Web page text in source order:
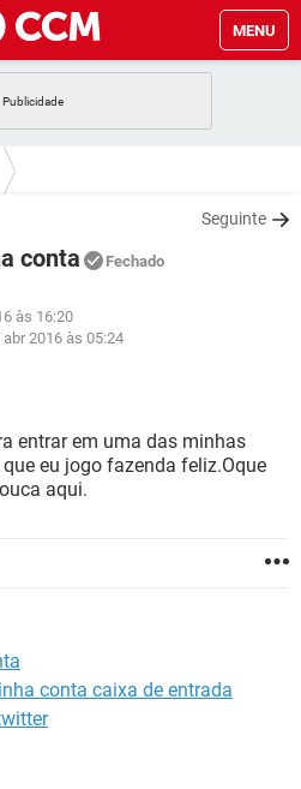
MENU
GMAIL
GMAIL
WHATSAPP
EXCEL
WHATSAPP
GMAIL
EXCEL
GMAIL
Seguinte
conta Fechado
às 16:20
abr 2016 às 05:24
entrar em uma das minhas
eu jogo fazenda feliz.Oque
aqui.
conta caixa de entrada